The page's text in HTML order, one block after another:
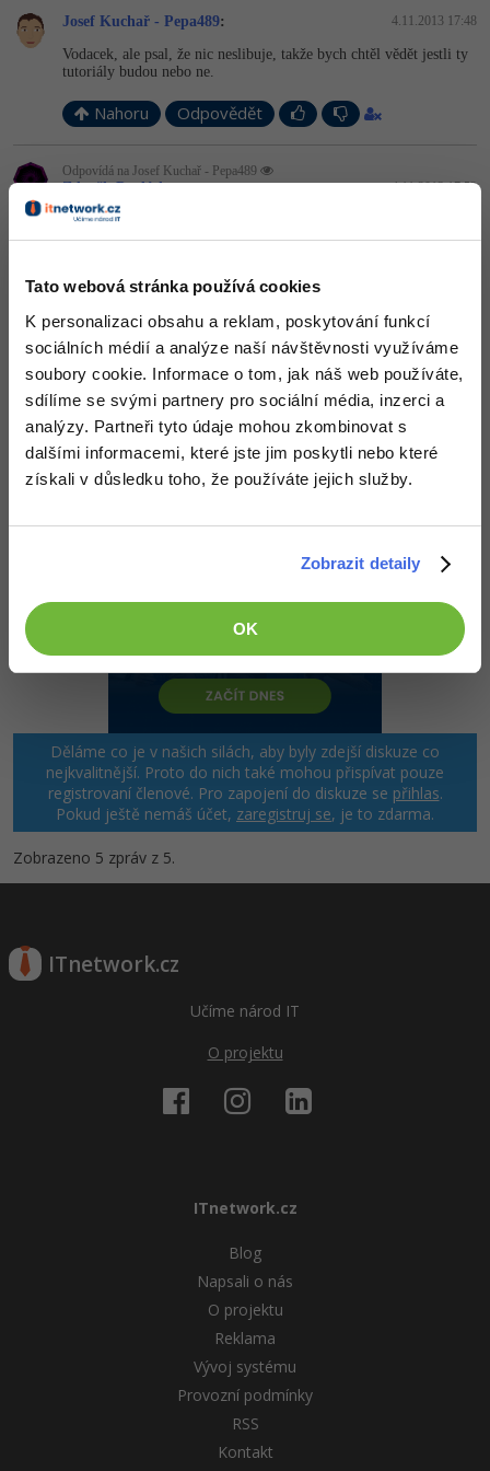
Tato webová stránka používá cookies
K personalizaci obsahu a reklam, poskytování funkcí
sociálních médií a analýze naší návštěvnosti využíváme
soubory cookie. Informace o tom, jak náš web používáte,
sdílíme se svými partnery pro sociální média, inzerci a
analýzy. Partneři tyto údaje mohou zkombinovat s
dalšími informacemi, které jste jim poskytli nebo které
získali v důsledku toho, že používáte jejich služby.
Zobrazit detaily
OK
Algoritmy -41%
Time management
Windows
Sítě
Fórum
Ostatní
Fórum
Josef Kuchař - Pepa489: 4.11.2013 17:48
Vodacek, ale psal, že nic neslibuje, takže bych chtěl vědět jestli ty
tutoriály budou nebo ne.
Nahoru Odpovědět
Odpovídá na Josef Kuchař - Pepa489
Zdeněk Pavlátka: 4.11.2013 17:52
Tak to napiš do tamtoho vlákna.
Josef Kuchař - Pepa489 : 4.11.2013 18:00
začal jsem to psát sem tak už to nebudu měnit.
Nahoru Odpovědět
Děláme co je v našich silách, aby byly zdejší diskuze co
nejkvalitnější. Proto do nich také mohou přispívat pouze
registrovaní členové. Pro zapojení do diskuze se přihlas.
Pokud ještě nemáš účet, zaregistruj se, je to zdarma.
Zobrazeno 5 zpráv z 5.
ITnetwork.cz
Učíme národ IT
O projektu
ITnetwork.cz
Blog
Napsali o nás
O projektu
Reklama
Vývoj systému
Provozní podmínky
RSS
Kontakt